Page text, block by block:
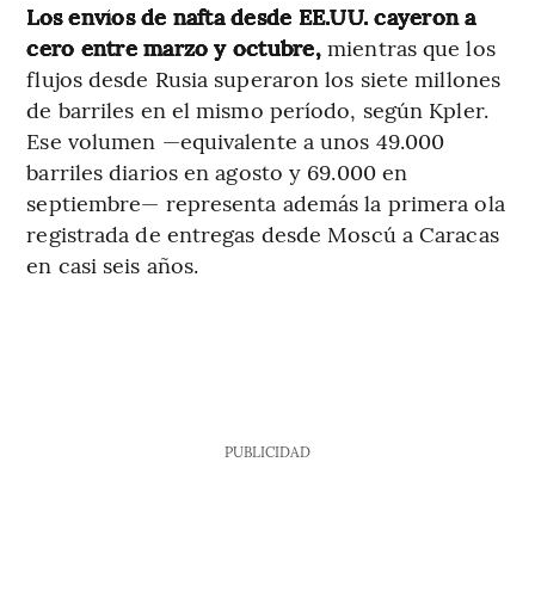
Los envíos de nafta desde EE.UU. cayeron a
cero entre marzo y octubre,mientras que los
flujos desde Rusia superaron los siete millones
de barriles en el mismo período, según Kpler.
Ese volumen —equivalente a unos 49.000
barriles diarios en agosto y 69.000 en
septiembre— representa además la primera ola
registrada de entregas desde Moscú a Caracas
en casi seis años.
PUBLICIDAD